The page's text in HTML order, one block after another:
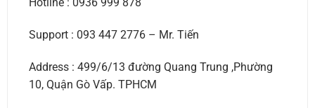
Support : 093 447 2776 – Mr. Tiến
Address : 499/6/13 đường Quang Trung ,Phường
10, Quận Gò Vấp. TPHCM